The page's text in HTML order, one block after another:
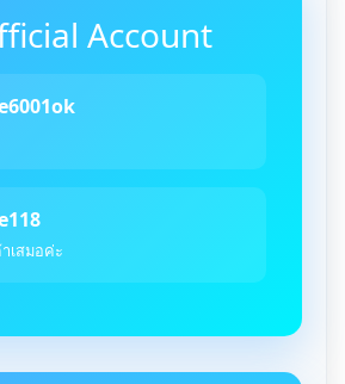
Account
เสมอค่ะ